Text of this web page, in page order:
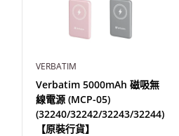
VERBATIM
Verbatim 5000mAh 磁吸無
線電源 (MCP-05)
(32240/32242/32243/32244)
【原裝行貨】